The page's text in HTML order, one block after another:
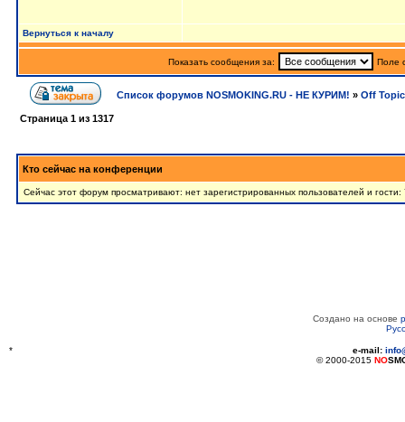
Вернуться к началу
Показать сообщения за: Поле
Список форумов NOSMOKING.RU - НЕ КУРИМ! » Off Topic
Страница 1 из 1317
Кто сейчас на конференции
Сейчас этот форум просматривают: нет зарегистрированных пользователей и гости:
Создано на основе
* e-mail:
© 2000-2015 NO